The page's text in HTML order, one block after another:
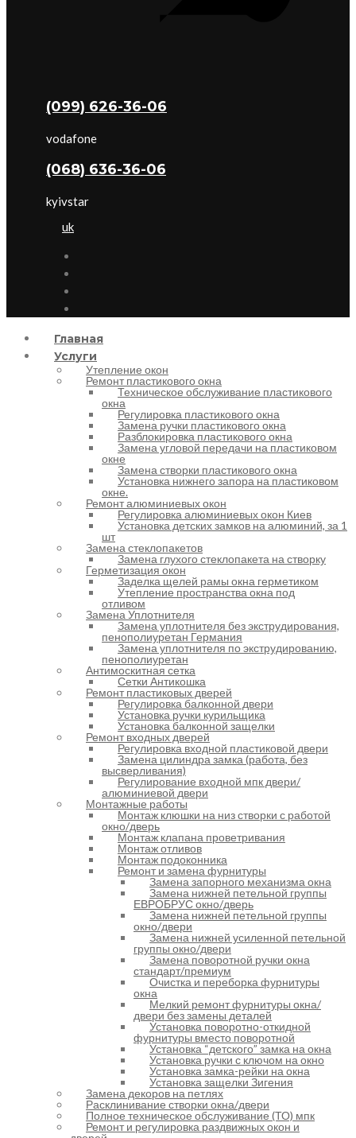
(099) 626-36-06
vodafone
(068) 636-36-06
kyivstar
uk
Главная
Услуги
Утепление окон
Ремонт пластикового окна
Техническое обслуживание пластикового
окна
Регулировка пластикового окна
Замена ручки пластикового окна
Разблокировка пластикового окна
Замена угловой передачи на пластиковом
окне
Замена створки пластикового окна
Установка нижнего запора на пластиковом
окне.
Ремонт алюминиевых окон
Регулировка алюминиевых окон Киев
Установка детских замков на алюминий, за 1
шт
Замена стеклопакетов
Замена глухого стеклопакета на створку
Герметизация окон
Заделка щелей рамы окна герметиком
Утепление пространства окна под
отливом
Замена Уплотнителя
Замена уплотнителя без экструдирования,
пенополиуретан Германия
Замена уплотнителя по экструдированию,
пенополиуретан
Антимоскитная сетка
Сетки Антикошка
Ремонт пластиковых дверей
Регулировка балконной двери
Установка ручки курильщика
Установка балконной защелки
Ремонт входных дверей
Регулировка входной пластиковой двери
Замена цилиндра замка (работа, без
высверливания)
Регулирование входной мпк двери/
алюминиевой двери
Монтажные работы
Монтаж клюшки на низ створки с работой
окно/дверь
Монтаж клапана проветривания
Монтаж отливов
Монтаж подоконника
Ремонт и замена фурнитуры
Замена запорного механизма окна
Замена нижней петельной группы
ЕВРОБРУС окно/дверь
Замена нижней петельной группы
окно/двери
Замена нижней усиленной петельной
группы окно/двери
Замена поворотной ручки окна
стандарт/премиум
Очистка и переборка фурнитуры
окна
Мелкий ремонт фурнитуры окна/
двери без замены деталей
Установка поворотно-откидной
фурнитуры вместо поворотной
Установка “детского” замка на окна
Установка ручки с ключом на окно
Установка замка-рейки на окна
Установка защелки Зигения
Замена декоров на петлях
Расклинивание створки окна/двери
Полное техническое обслуживание (ТО) мпк
Ремонт и регулировка раздвижных окон и